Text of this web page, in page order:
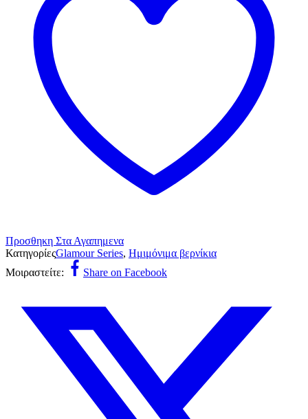
Προσθηκη Στα Αγαπημενα
ΚατηγορίεςGlamour Series, Ημιμόνιμα βερνίκια
Μοιραστείτε:
Share on Facebook